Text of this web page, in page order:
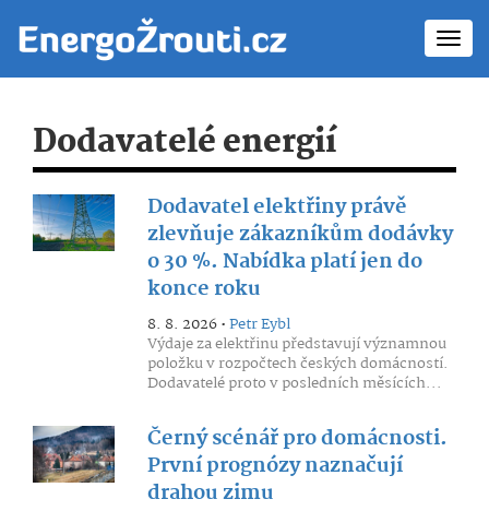
Dodavatelé energií
Dodavatel elektřiny právě
zlevňuje zákazníkům dodávky
o 30 %. Nabídka platí jen do
konce roku
8. 8. 2026 •Petr Eybl
Výdaje za elektřinu představují významnou
položku v rozpočtech českých domácností.
Dodavatelé proto v posledních měsících...
Černý scénář pro domácnosti.
První prognózy naznačují
drahou zimu